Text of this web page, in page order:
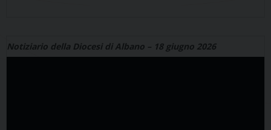
Notiziario della Diocesi di Albano – 18 giugno 2026